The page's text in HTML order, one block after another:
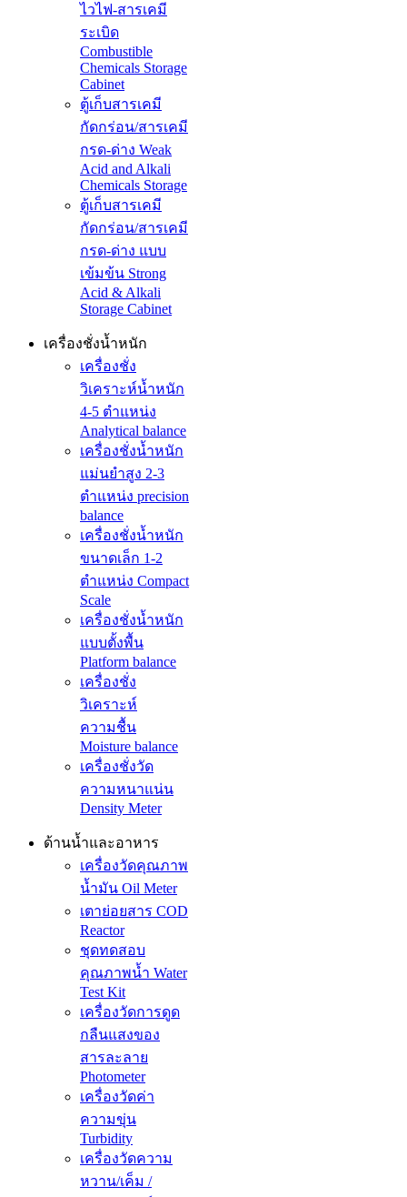
ไวไฟ-สารเคมี
ระเบิด
Combustible
Chemicals Storage
Cabinet
ตู้เก็บสารเคมี
กัดกร่อน/สารเคมี
กรด-ด่าง Weak
Acid and Alkali
Chemicals Storage
ตู้เก็บสารเคมี
กัดกร่อน/สารเคมี
กรด-ด่าง แบบ
เข้มข้น Strong
Acid & Alkali
Storage Cabinet
เครื่องชั่งน้ำหนัก
เครื่องชั่ง
วิเคราะห์น้ำหนัก
4-5 ตำแหน่ง
Analytical balance
เครื่องชั่งน้ำหนัก
แม่นยำสูง 2-3
ตำแหน่ง precision
balance
เครื่องชั่งน้ำหนัก
ขนาดเล็ก 1-2
ตำแหน่ง Compact
Scale
เครื่องชั่งน้ำหนัก
แบบตั้งพื้น
Platform balance
เครื่องชั่ง
วิเคราะห์
ความชื้น
Moisture balance
เครื่องชั่งวัด
ความหนาแน่น
Density Meter
ด้านน้ำและอาหาร
เครื่องวัดคุณภาพ
น้ำมัน Oil Meter
เตาย่อยสาร COD
Reactor
ชุดทดสอบ
คุณภาพน้ำ Water
Test Kit
เครื่องวัดการดูด
กลืนแสงของ
สารละลาย
Photometer
เครื่องวัดค่า
ความขุ่น
Turbidity
เครื่องวัดความ
หวาน/เค็ม /